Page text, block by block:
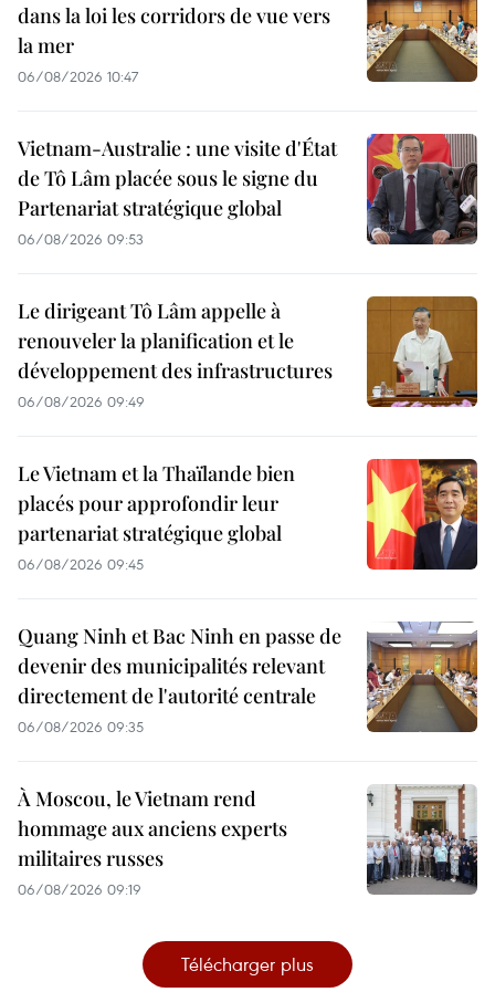
dans la loi les corridors de vue vers
la mer
06/08/2026 10:47
Vietnam-Australie : une visite d'État
de Tô Lâm placée sous le signe du
Partenariat stratégique global
06/08/2026 09:53
Le dirigeant Tô Lâm appelle à
renouveler la planification et le
développement des infrastructures
06/08/2026 09:49
Le Vietnam et la Thaïlande bien
placés pour approfondir leur
partenariat stratégique global
06/08/2026 09:45
Quang Ninh et Bac Ninh en passe de
devenir des municipalités relevant
directement de l'autorité centrale
06/08/2026 09:35
À Moscou, le Vietnam rend
hommage aux anciens experts
militaires russes
06/08/2026 09:19
Télécharger plus